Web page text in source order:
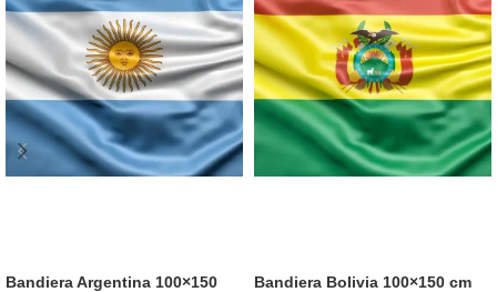
Bandiera Argentina 100×150
Bandiera Bolivia 100×150 cm